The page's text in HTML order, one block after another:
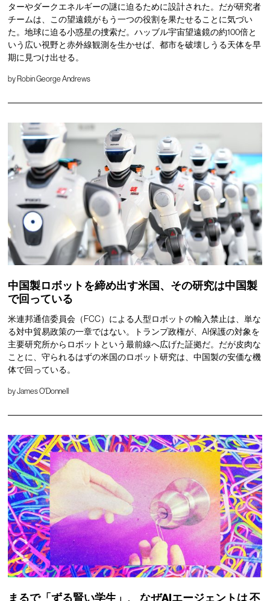
ターやダークエネルギーの謎に迫るために設計された。だが研究者
チームは、この望遠鏡がもう一つの役割を果たせることに気づい
た。地球に迫る小惑星の捜索だ。ハッブル宇宙望遠鏡の約100倍と
いう広い視野と赤外線観測を生かせば、都市を破壊しうる天体を早
期に見つけ出せる。
byRobin George Andrews
中国製ロボットを締め出す米国、その研究は中国製
で回っている
米連邦通信委員会（FCC）による人型ロボットの輸入禁止は、単な
る対中貿易政策の一章ではない。トランプ政権が、AI保護の対象を
主要研究所からロボットという最前線へ広げた証拠だ。だが皮肉な
ことに、守られるはずの米国のロボット研究は、中国製の安価な機
体で回っている。
byJames O'Donnell